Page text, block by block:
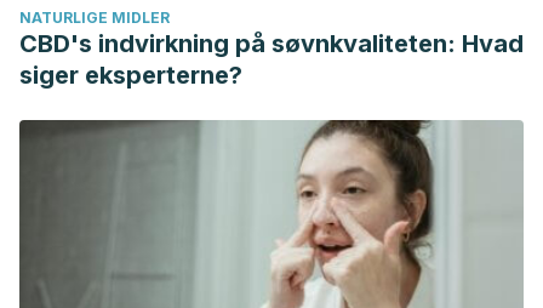
NATURLIGE MIDLER
CBD's indvirkning på søvnkvaliteten: Hvad
siger eksperterne?